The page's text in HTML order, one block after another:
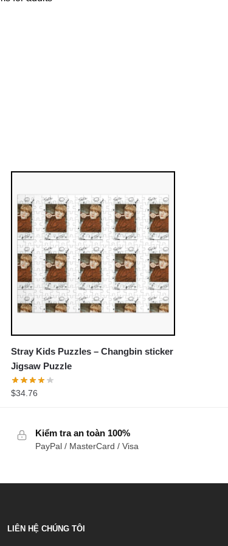
Stray Kids Puzzles – Changbin sticker
Jigsaw Puzzle
$34.76
Kiểm tra an toàn 100%
PayPal / MasterCard / Visa
LIÊN HỆ CHÚNG TÔI